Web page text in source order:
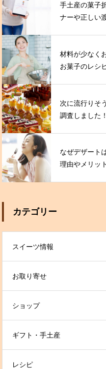
手土産の菓子
ナーや正しい
材料が少なく
お菓子のレシ
次に流行りそ
調査しました
なぜデザート
理由やメリッ
カテゴリー
スイーツ情報
お取り寄せ
ショップ
ギフト・手土産
レシピ